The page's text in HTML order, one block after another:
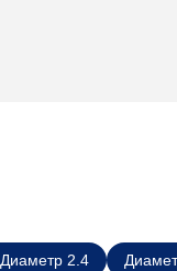
Диаметр 2.4